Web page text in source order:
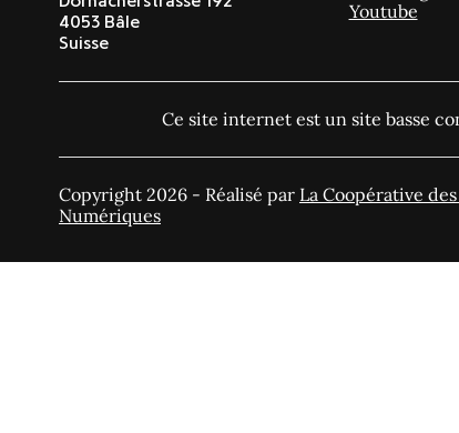
4053 Bâle
Suisse
Youtube
Ce site internet est un site basse
Copyright 2026 - Réalisé par La Coopérative
Numériques